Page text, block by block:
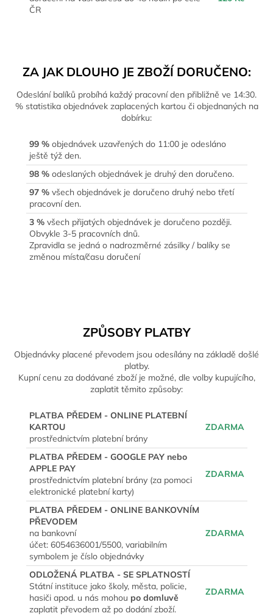
ČR
ZA JAK DLOUHO JE ZBOŽÍ DORUČENO:
Odeslání balíků probíhá každý pracovní den přibližně ve 14:30.
% statistika objednávek zaplacených kartou či objednaných na
dobírku:
99 %objednávek uzavřených do 11:00 je odesláno
ještě týž den.
98 %odeslaných objednávek je druhý den doručeno.
97 %všech objednávek je doručeno druhý nebo třetí
pracovní den.
3 %všech přijatých objednávek je doručeno později.
Obvykle 3-5 pracovních dnů.
Zpravidla se jedná o nadrozměrné zásilky / balíky se
změnou místa/času doručení
ZPŮSOBY PLATBY
Objednávky placené převodem jsou odesílány na základě došlé
platby.
Kupní cenu za dodávané zboží je možné, dle volby kupujícího,
zaplatit těmito způsoby:
PLATBA PŘEDEM - ONLINE PLATEBNÍ
KARTOU
prostřednictvím platební brány
ZDARMA
PLATBA PŘEDEM - GOOGLE PAY nebo
APPLE PAY
prostřednictvím platební brány (za pomoci
elektronické platební karty)
ZDARMA
PLATBA PŘEDEM - ONLINE BANKOVNÍM
PŘEVODEM
na bankovní
účet: 6054636001/5500, variabilním
symbolem je číslo objednávky
ZDARMA
ODLOŽENÁ PLATBA - SE SPLATNOSTÍ
Státní instituce jako školy, města, policie,
hasiči apod. u nás mohou po domluvě
zaplatit převodem až po dodání zboží.
ZDARMA